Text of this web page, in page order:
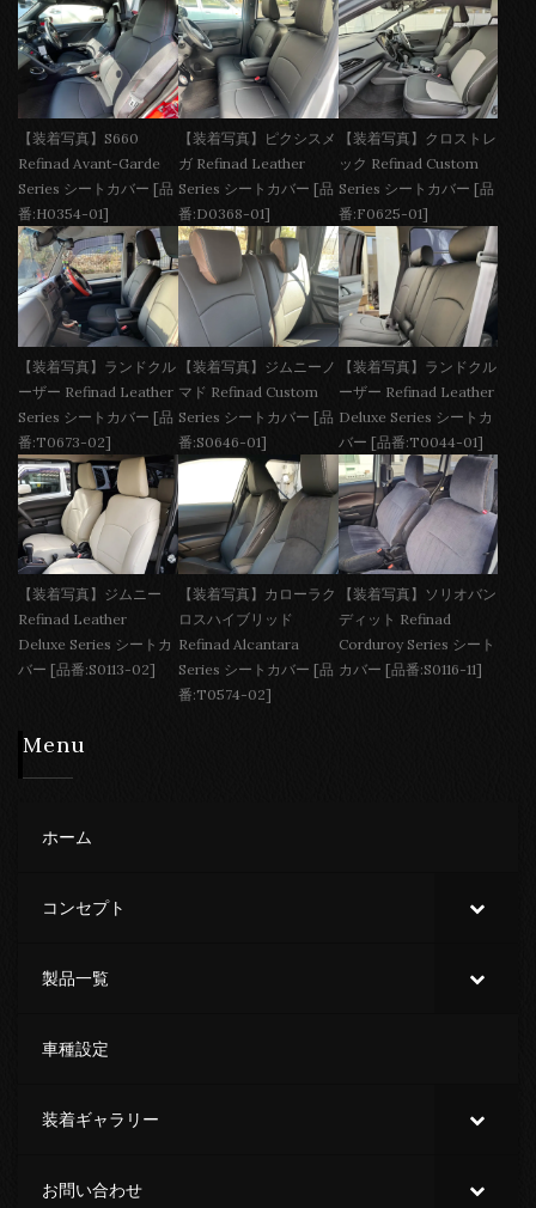
【装着写真】S660
Refinad Avant-Garde
Series シートカバー [品
番:H0354-01]
【装着写真】ピクシスメ
ガ Refinad Leather
Series シートカバー [品
番:D0368-01]
【装着写真】クロストレ
ック Refinad Custom
Series シートカバー [品
番:F0625-01]
【装着写真】ランドクル
ーザー Refinad Leather
Series シートカバー [品
番:T0673-02]
【装着写真】ジムニーノ
マド Refinad Custom
Series シートカバー [品
番:S0646-01]
【装着写真】ランドクル
ーザー Refinad Leather
Deluxe Series シートカ
バー [品番:T0044-01]
【装着写真】ジムニー
Refinad Leather
Deluxe Series シートカ
バー [品番:S0113-02]
【装着写真】カローラク
ロスハイブリッド
Refinad Alcantara
Series シートカバー [品
番:T0574-02]
【装着写真】ソリオバン
ディット Refinad
Corduroy Series シート
カバー [品番:S0116-11]
Menu
ホーム
コンセプト
製品一覧
車種設定
装着ギャラリー
お問い合わせ